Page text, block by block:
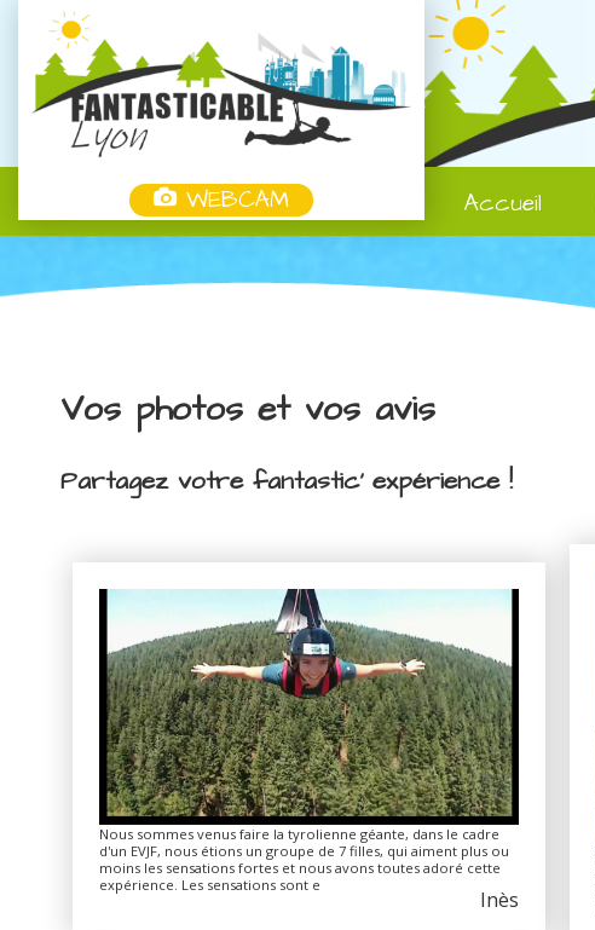
WEBCAM
Accueil
Vos photos et vos avis
Partagez votre fantastic' expérience !
Nous sommes venus faire la tyrolienne géante, dans le cadre
d'un EVJF, nous étions un groupe de 7 filles, qui aiment plus ou
moins les sensations fortes et nous avons toutes adoré cette
expérience. Les sensations sont e
Inès